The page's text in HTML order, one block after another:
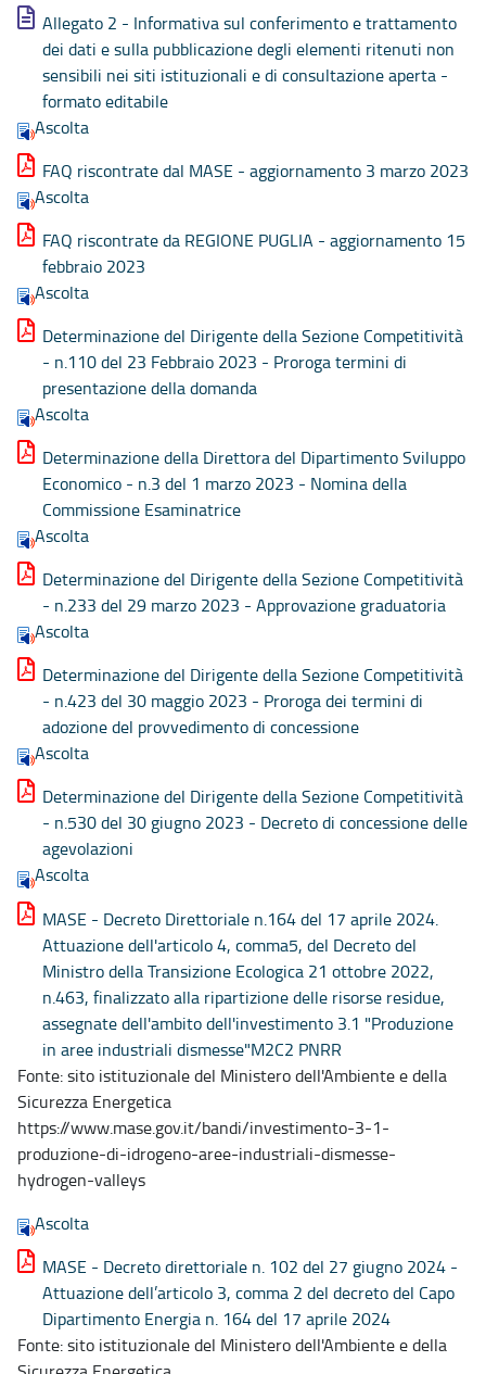
Allegato 2 - Informativa sul conferimento e trattamento
dei dati e sulla pubblicazione degli elementi ritenuti non
sensibili nei siti istituzionali e di consultazione aperta -
formato editabile
Ascolta
FAQ riscontrate dal MASE - aggiornamento 3 marzo 2023
Ascolta
FAQ riscontrate da REGIONE PUGLIA - aggiornamento 15
febbraio 2023
Ascolta
Determinazione del Dirigente della Sezione Competitività
- n.110 del 23 Febbraio 2023 - Proroga termini di
presentazione della domanda
Ascolta
Determinazione della Direttora del Dipartimento Sviluppo
Economico - n.3 del 1 marzo 2023 - Nomina della
Commissione Esaminatrice
Ascolta
Determinazione del Dirigente della Sezione Competitività
- n.233 del 29 marzo 2023 - Approvazione graduatoria
Ascolta
Determinazione del Dirigente della Sezione Competitività
- n.423 del 30 maggio 2023 - Proroga dei termini di
adozione del provvedimento di concessione
Ascolta
Determinazione del Dirigente della Sezione Competitività
- n.530 del 30 giugno 2023 - Decreto di concessione delle
agevolazioni
Ascolta
MASE - Decreto Direttoriale n.164 del 17 aprile 2024.
Attuazione dell'articolo 4, comma5, del Decreto del
Ministro della Transizione Ecologica 21 ottobre 2022,
n.463, finalizzato alla ripartizione delle risorse residue,
assegnate dell'ambito dell'investimento 3.1 "Produzione
in aree industriali dismesse"M2C2 PNRR
Fonte: sito istituzionale del Ministero dell'Ambiente e della
Sicurezza Energetica
https://www.mase.gov.it/bandi/investimento-3-1-
produzione-di-idrogeno-aree-industriali-dismesse-
hydrogen-valleys
Ascolta
MASE - Decreto direttoriale n. 102 del 27 giugno 2024 -
Attuazione dell’articolo 3, comma 2 del decreto del Capo
Dipartimento Energia n. 164 del 17 aprile 2024
Fonte: sito istituzionale del Ministero dell'Ambiente e della